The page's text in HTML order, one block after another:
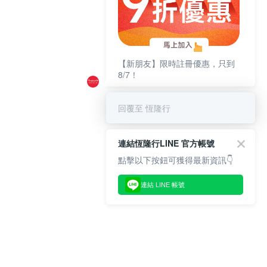
【新朋友】限時註冊優惠，只到
8/7！
回覆至 恆隆行
連結恆隆行LINE 官方帳號
點擊以下按鈕可獲得最新資訊👇
連結 LINE 帳號